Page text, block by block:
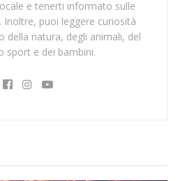
e tenerti informato sulle
Inoltre, puoi leggere curiosità
della natura, degli animali, del
sport e dei bambini.